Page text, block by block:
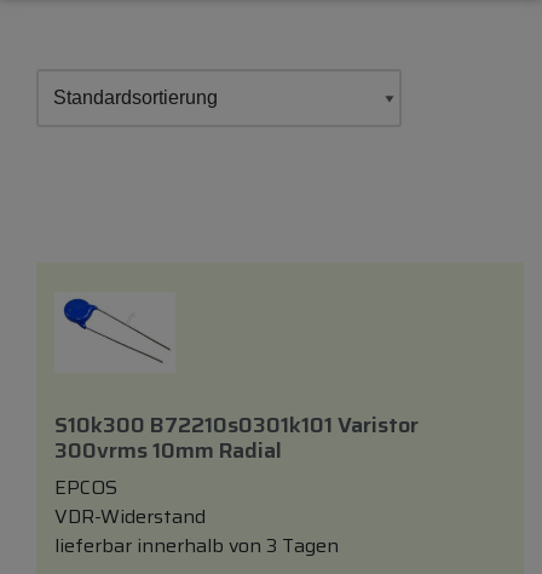
S10k300 B72210s0301k101 Varistor
300vrms 10mm Radial
EPCOS
VDR-Widerstand
lieferbar innerhalb von 3 Tagen